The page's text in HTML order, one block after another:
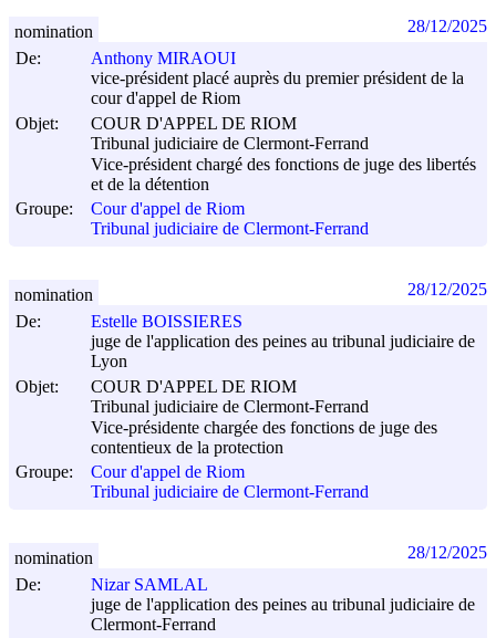
De:
Anthony MIRAOUI
vice-président placé auprès du premier président de la
cour d'appel de Riom
Objet:
COUR D'APPEL DE RIOM
Tribunal judiciaire de Clermont-Ferrand
Vice-président chargé des fonctions de juge des libertés
et de la détention
Groupe:
Cour d'appel de Riom
Tribunal judiciaire de Clermont-Ferrand
nomination 28/12/2025
De:
Estelle BOISSIERES
juge de l'application des peines au tribunal judiciaire de
Lyon
Objet:
COUR D'APPEL DE RIOM
Tribunal judiciaire de Clermont-Ferrand
Vice-présidente chargée des fonctions de juge des
contentieux de la protection
Groupe:
Cour d'appel de Riom
Tribunal judiciaire de Clermont-Ferrand
nomination 28/12/2025
De:
Nizar SAMLAL
juge de l'application des peines au tribunal judiciaire de
Clermont-Ferrand
nomination 28/12/2025